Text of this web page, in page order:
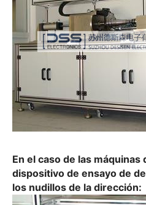
En el caso de las
dispositivo de ensayo de
los nudillos de la dirección: